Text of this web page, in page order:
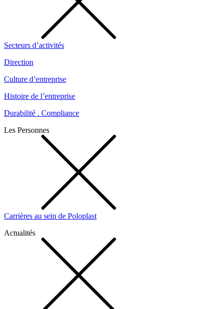
Secteurs d’activités
Direction
Culture d’entreprise
Histoire de l’entreprise
Durabilité . Compliance
Les Personnes
Carrières au sein de Poloplast
Actualités